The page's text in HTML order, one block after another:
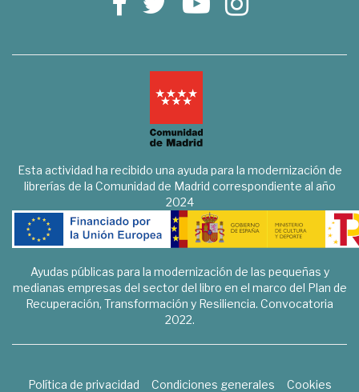
Esta actividad ha recibido una ayuda para la modernización de
librerías de la Comunidad de Madrid correspondiente al año
2024
Ayudas públicas para la modernización de las pequeñas y
medianas empresas del sector del libro en el marco del Plan de
Recuperación, Transformación y Resiliencia. Convocatoria
2022.
Política de privacidad Condiciones generales
Cookies